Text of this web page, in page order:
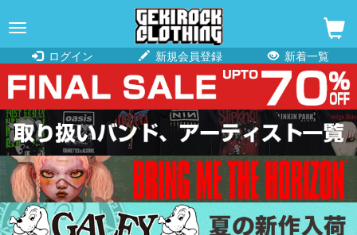
navigation
ログイン
新規会員登録 新着一覧